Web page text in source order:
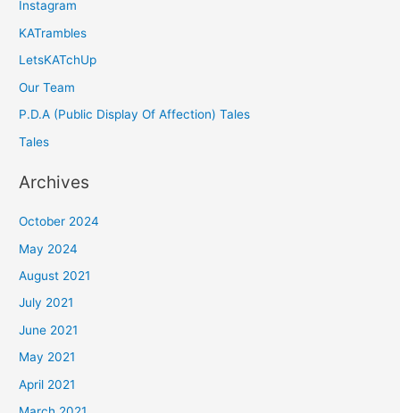
Instagram
KATrambles
LetsKATchUp
Our Team
P.D.A (Public Display Of Affection) Tales
Tales
Archives
October 2024
May 2024
August 2021
July 2021
June 2021
May 2021
April 2021